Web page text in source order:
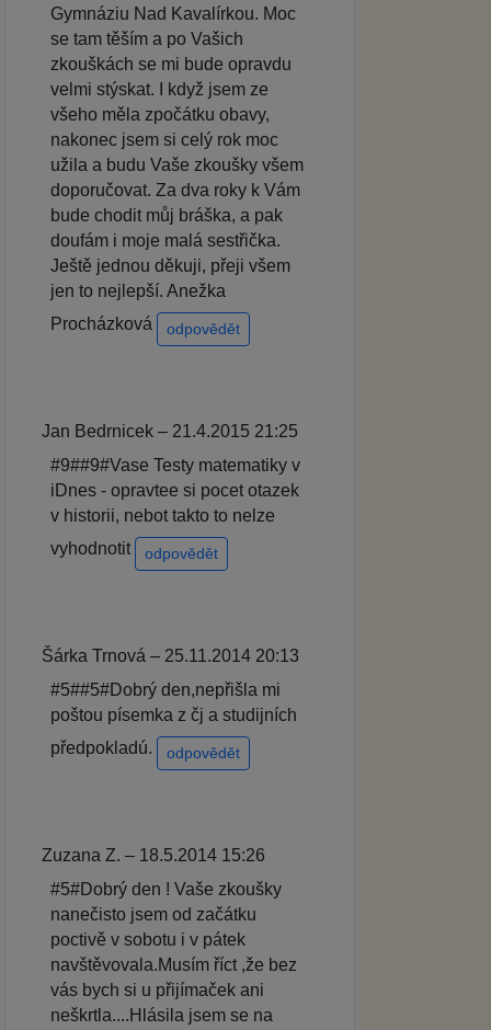
Gymnáziu Nad Kavalírkou. Moc
se tam těším a po Vašich
zkouškách se mi bude opravdu
velmi stýskat. I když jsem ze
všeho měla zpočátku obavy,
nakonec jsem si celý rok moc
užila a budu Vaše zkoušky všem
doporučovat. Za dva roky k Vám
bude chodit můj bráška, a pak
doufám i moje malá sestřička.
Ještě jednou děkuji, přeji všem
jen to nejlepší. Anežka
Procházková
odpovědět
Jan Bedrnicek – 21.4.2015 21:25
#9##9#Vase Testy matematiky v
iDnes - opravtee si pocet otazek
v historii, nebot takto to nelze
vyhodnotit
odpovědět
Šárka Trnová – 25.11.2014 20:13
#5##5#Dobrý den,nepřišla mi
poštou písemka z čj a studijních
předpokladú.
odpovědět
Zuzana Z. – 18.5.2014 15:26
#5#Dobrý den ! Vaše zkoušky
nanečisto jsem od začátku
poctivě v sobotu i v pátek
navštěvovala.Musím říct ,že bez
vás bych si u přijímaček ani
neškrtla....Hlásila jsem se na